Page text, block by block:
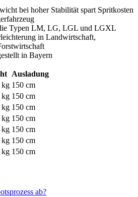
bei hoher Stabilität spart Spritkosten
Typen LM, LG, LGL und LGXL
in Landwirtschaft,
in Bayern
Ausladung
kg 150 cm
kg 150 cm
kg 150 cm
kg 150 cm
kg 150 cm
kg 150 cm
kg 150 cm
ab?